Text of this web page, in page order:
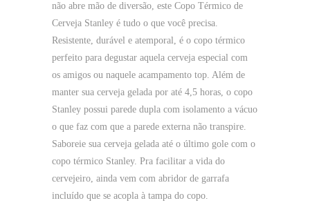
não abre mão de diversão, este Copo Térmico de
Cerveja Stanley é tudo o que você precisa.
Resistente, durável e atemporal, é o copo térmico
perfeito para degustar aquela cerveja especial com
os amigos ou naquele acampamento top. Além de
manter sua cerveja gelada por até 4,5 horas, o copo
Stanley possui parede dupla com isolamento a vácuo
o que faz com que a parede externa não transpire.
Saboreie sua cerveja gelada até o último gole com o
copo térmico Stanley. Pra facilitar a vida do
cervejeiro, ainda vem com abridor de garrafa
incluído que se acopla à tampa do copo.